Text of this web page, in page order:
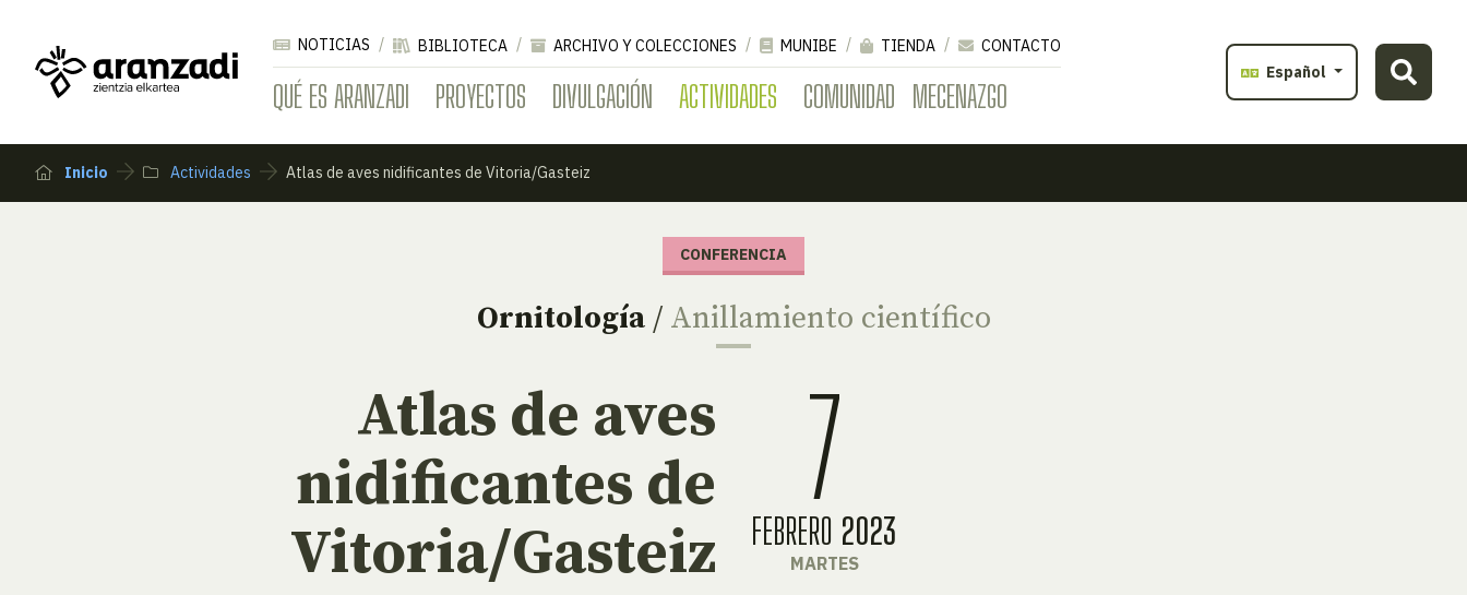
QUÉ ES ARANZADI PROYECTOS DIVULGACIÓN ACTIVIDADES COMUNIDAD MECENAZGO
NOTICIAS BIBLIOTECA ARCHIVO Y COLECCIONES MUNIBE TIENDA
CONTACTO
Español
Inicio Actividades Atlas de aves nidificantes de Vitoria/Gasteiz
CONFERENCIA
Ornitología/ Anillamiento científico
Atlas de aves
nidificantes de
Vitoria/Gasteiz
7
FEBRERO 2023
MARTES